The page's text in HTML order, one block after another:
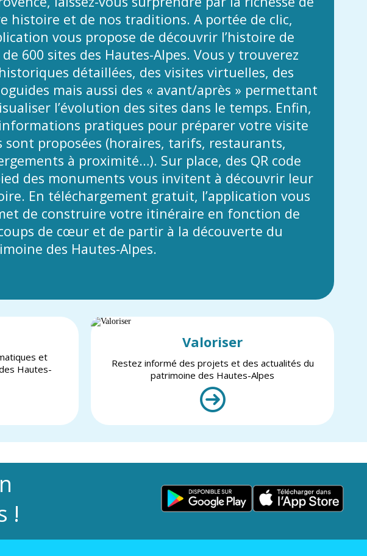
histoire et de nos traditions. A portée de clic,
vous propose de découvrir l’histoire de
600 sites des Hautes-Alpes. Vous y trouverez
détaillées, des visites virtuelles, des
mais aussi des « avant/après » permettant
l’évolution des sites dans le temps. Enfin,
pratiques pour préparer votre visite
sont proposées (horaires, tarifs, restaurants,
à proximité…). Sur place, des QR code
des monuments vous invitent à découvrir leur
En téléchargement gratuit, l’application vous
de construire votre itinéraire en fonction de
de cœur et de partir à la découverte du
des Hautes-Alpes.
et
Hautes-
Valoriser
Restez informé des projets et des actualités du
patrimoine des Hautes-Alpes
!